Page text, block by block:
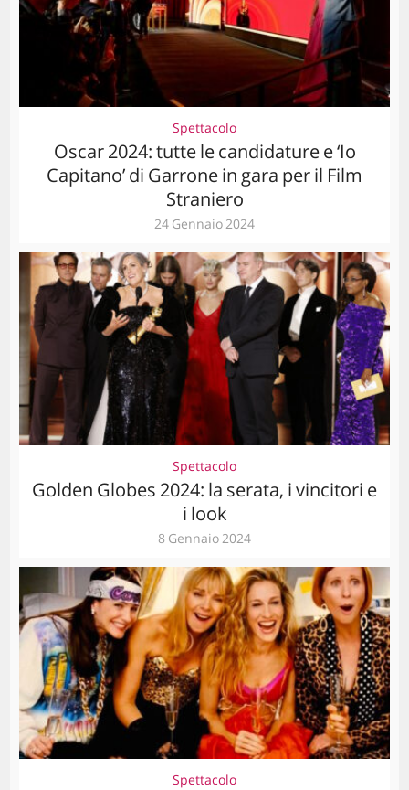
Spettacolo
Oscar 2024: tutte le candidature e ‘Io
Capitano’ di Garrone in gara per il Film
Straniero
24 Gennaio 2024
Spettacolo
Golden Globes 2024: la serata, i vincitori e
i look
8 Gennaio 2024
Spettacolo